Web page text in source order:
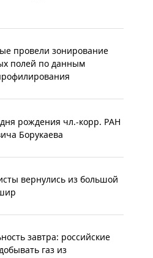
провели зонирование
полей по данным
дня рождения чл.-корр. РАН
Борукаева
вернулись из большой
завтра: российские
газ из